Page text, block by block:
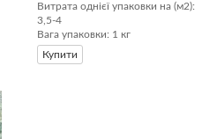
Витрата однієї упаковки на (м2):
3,5-4
Вага упаковки: 1 кг
Купити